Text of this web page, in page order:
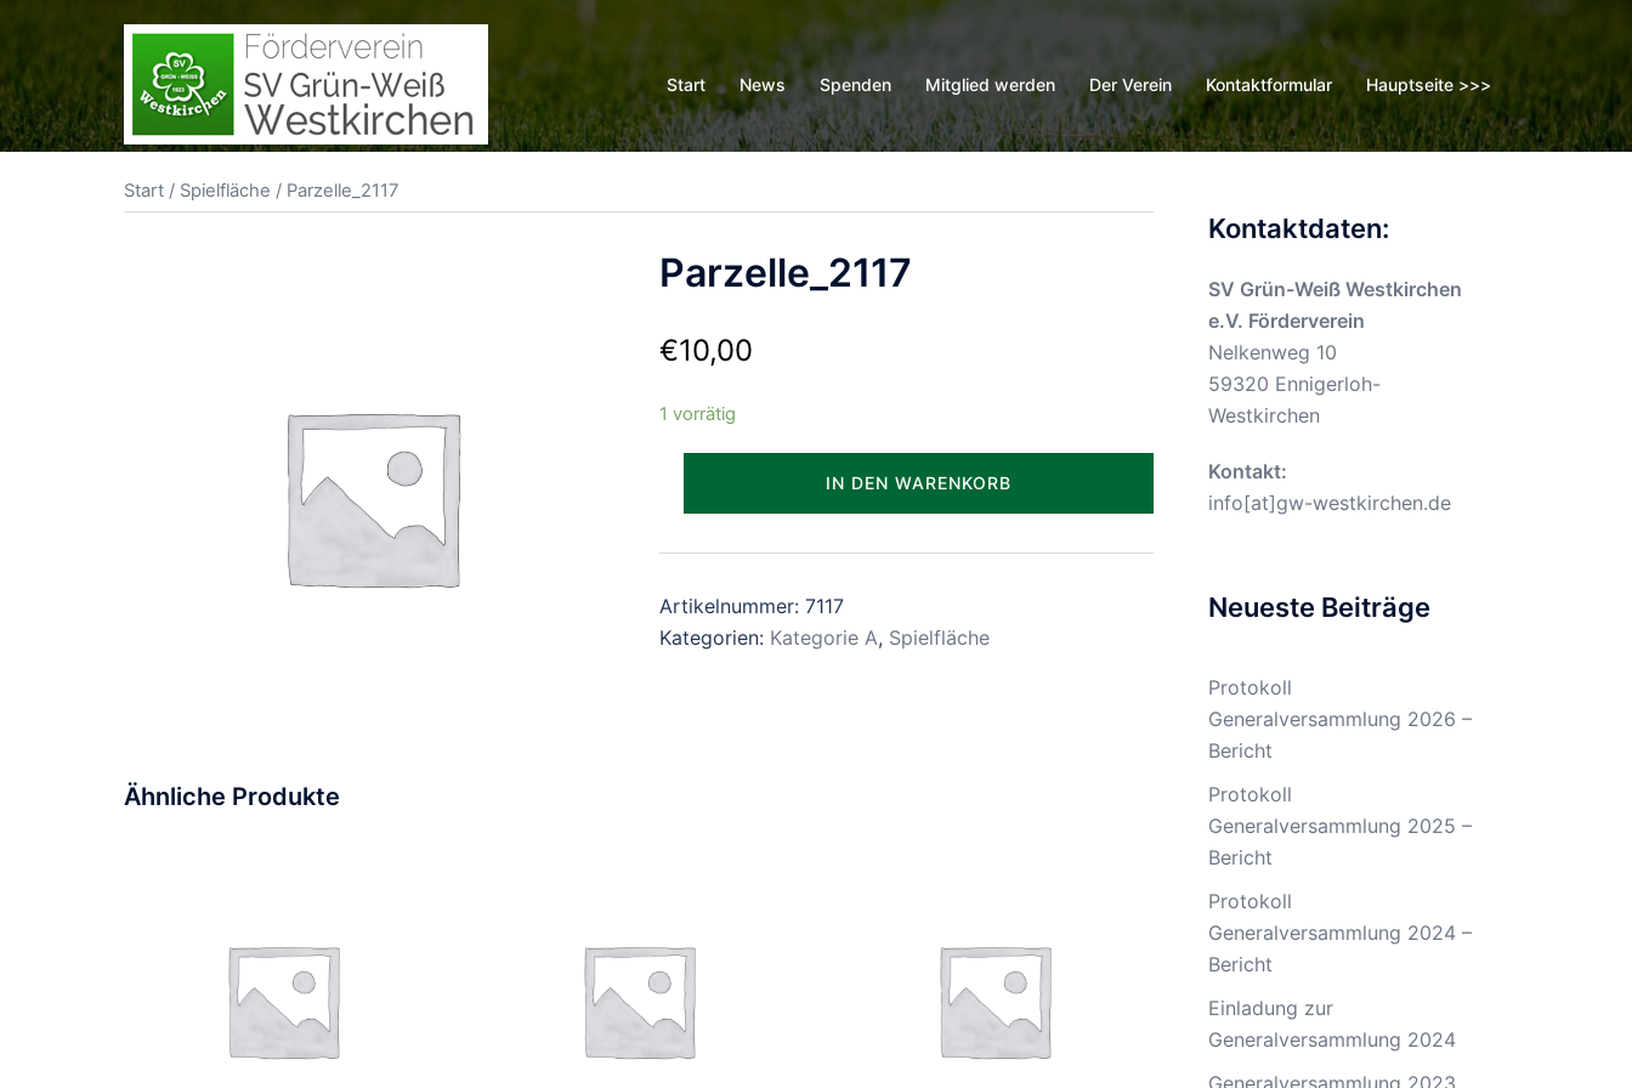
springen
Start News Spenden Mitglied werden Der Verein Kontaktformular Hauptseite >>>
Start / Spielfläche / Parzelle_2117
Parzelle_2117
€10,00
1 vorrätig
IN DEN WARENKORB
Artikelnummer: 7117
Kategorien: Kategorie A, Spielfläche
Ähnliche Produkte
Kontaktdaten:
SV Grün-Weiß Westkirchen
e.V. Förderverein
Nelkenweg 10
59320 Ennigerloh-
Westkirchen
Kontakt:
info[at]gw-westkirchen.de
Neueste Beiträge
Protokoll
Generalversammlung 2026 –
Bericht
Protokoll
Generalversammlung 2025 –
Bericht
Protokoll
Generalversammlung 2024 –
Bericht
Einladung zur
Generalversammlung 2024
Generalversammlung 2023